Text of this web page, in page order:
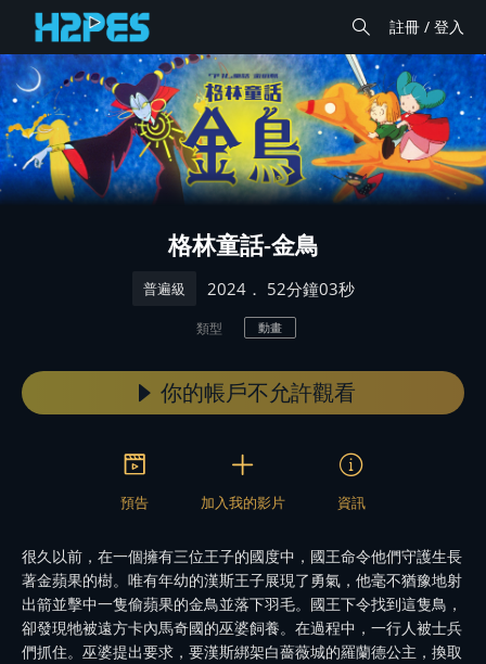
註冊 / 登入
格林童話-金鳥
普遍級 2024． 52分鐘03秒
類型 動畫
你的帳戶不允許觀看
預告 加入我的影片 資訊
很久以前，在一個擁有三位王子的國度中，國王命令他們守護生長
著金蘋果的樹。唯有年幼的漢斯王子展現了勇氣，他毫不猶豫地射
出箭並擊中一隻偷蘋果的金鳥並落下羽毛。國王下令找到這隻鳥，
卻發現牠被遠方卡內馬奇國的巫婆飼養。在過程中，一行人被士兵
們抓住。巫婆提出要求，要漢斯綁架白薔薇城的羅蘭德公主，換取